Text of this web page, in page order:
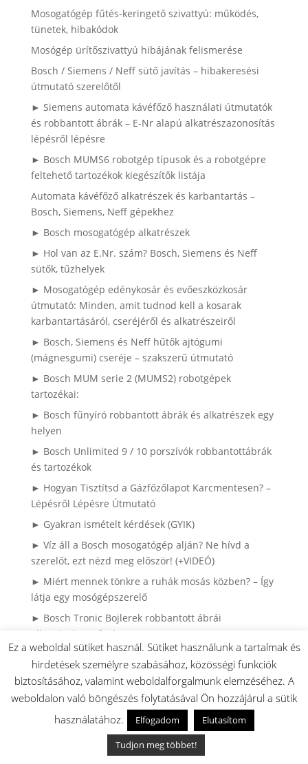
Mosogatógép fűtés-keringető szivattyú: működés,
tünetek, hibakódok
Mosógép ürítőszivattyú hibájának felismerése
Bosch / Siemens / Neff sütő javítás – hibakeresési
útmutató szerelőtől
► Siemens automata kávéfőző használati útmutatók
és robbantott ábrák – E-Nr alapú alkatrészazonosítás
lépésről lépésre
► Bosch MUMS6 robotgép típusok és a robotgépre
feltehető tartozékok kiegészítők listája
Automata kávéfőző alkatrészek és karbantartás –
Bosch, Siemens, Neff gépekhez
► Bosch mosogatógép alkatrészek
► Hol van az E.Nr. szám? Bosch, Siemens és Neff
sütők, tűzhelyek
► Mosogatógép edénykosár és evőeszközkosár
útmutató: Minden, amit tudnod kell a kosarak
karbantartásáról, cseréjéről és alkatrészeiről
► Bosch, Siemens és Neff hűtők ajtógumi
(mágnesgumi) cseréje – szakszerű útmutató
► Bosch MUM serie 2 (MUMS2) robotgépek
tartozékai:
► Bosch fűnyíró robbantott ábrák és alkatrészek egy
helyen
► Bosch Unlimited 9 / 10 porszívók robbantottábrák
és tartozékok
► Hogyan Tisztítsd a Gázfőzőlapot Karcmentesen? –
Lépésről Lépésre Útmutató
► Gyakran ismételt kérdések (GYIK)
► Víz áll a Bosch mosogatógép alján? Ne hívd a
szerelőt, ezt nézd meg először! (+VIDEÓ)
► Miért mennek tönkre a ruhák mosás közben? – Így
látja egy mosógépszerelő
► Bosch Tronic Bojlerek robbantott ábrái
alkatrészkeresővel
► 5 hiba ami lehet hogy nem a mosogatógép hibája:
► A 10 leggyakoribb hiba a porszívózásnál:
► 10 Gyakori Tévhit a Mosogatógépekről
► Hol található a BOSCH háztartási gépek
► Porszívó vákuum mérések:
Ez a weboldal sütiket használ. Sütiket használunk a tartalmak és
hirdetések személyre szabásához, közösségi funkciók
biztosításához, valamint weboldalforgalmunk elemzéséhez. A
weboldalon való böngészés folytatásával Ön hozzájárul a sütik
használatához.
Elfogadom
Elutasítom
Tudjon meg többet!